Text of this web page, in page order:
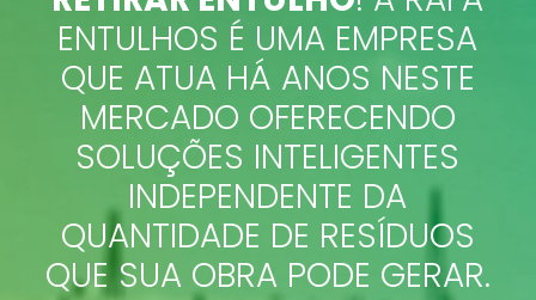
ENTULHOS É UMA EMPRESA
QUE ATUA HÁ ANOS NESTE
MERCADO OFERECENDO
SOLUÇÕES INTELIGENTES
INDEPENDENTE DA
QUANTIDADE DE RESÍDUOS
QUE SUA OBRA PODE GERAR.